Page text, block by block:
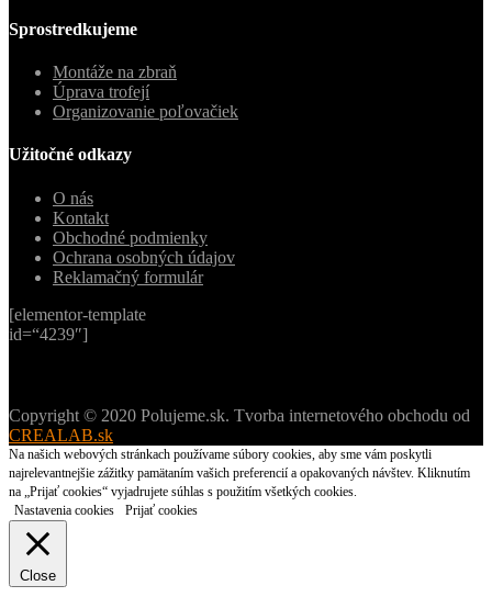
Sprostredkujeme
Montáže na zbraň
Úprava trofejí
Organizovanie poľovačiek
Užitočné odkazy
O nás
Kontakt
Obchodné podmienky
Ochrana osobných údajov
Reklamačný formulár
[elementor-template
id=“4239″]
Copyright © 2020 Polujeme.sk. Tvorba internetového obchodu od
CREALAB.sk
Na našich webových stránkach používame súbory cookies, aby sme vám poskytli
najrelevantnejšie zážitky pamätaním vašich preferencií a opakovaných návštev. Kliknutím
na „Prijať cookies“ vyjadrujete súhlas s použitím všetkých cookies.
Nastavenia cookies
Prijať cookies
Close